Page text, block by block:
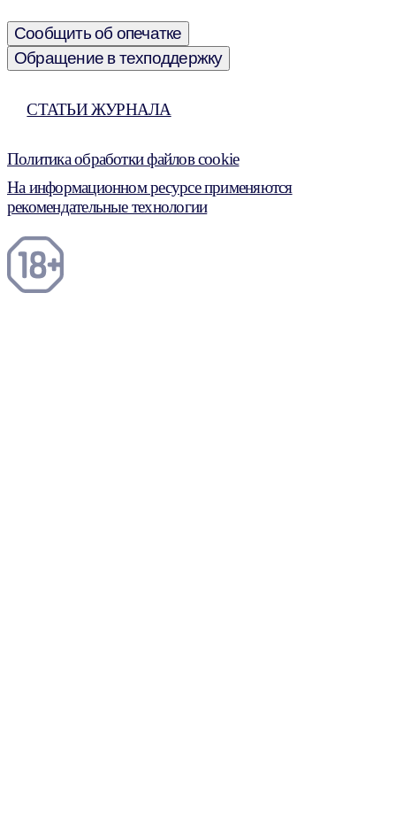
Сообщить об опечатке
Обращение в техподдержку
СТАТЬИ ЖУРНАЛА
Политика обработки файлов cookie
На информационном ресурсе применяются
рекомендательные технологии